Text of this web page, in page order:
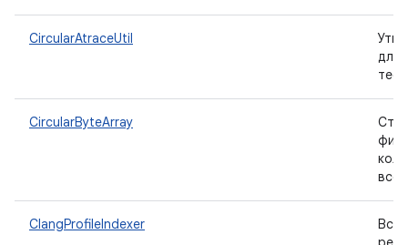
CircularAtraceUtil
для
CircularByteArray
ClangProfileIndexer